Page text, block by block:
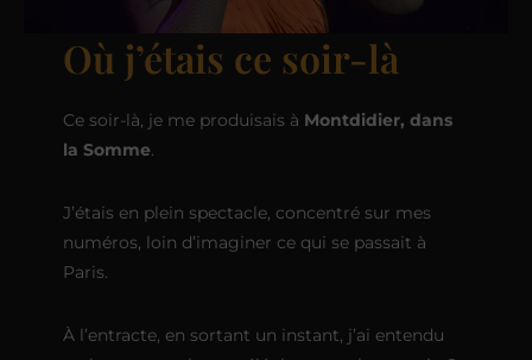
Où j’étais ce soir-là
Ce soir-là, je me produisais à Montdidier, dans
la Somme.
J’étais en plein spectacle, concentré sur mes
numéros, loin d’imaginer ce qui se passait à
Paris.
À l’entracte, en sortant un instant, j’ai entendu